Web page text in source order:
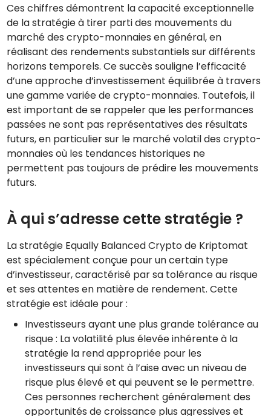
Ces chiffres démontrent la capacité exceptionnelle
de la stratégie à tirer parti des mouvements du
marché des crypto-monnaies en général, en
réalisant des rendements substantiels sur différents
horizons temporels. Ce succès souligne l’efficacité
d’une approche d’investissement équilibrée à travers
une gamme variée de crypto-monnaies. Toutefois, il
est important de se rappeler que les performances
passées ne sont pas représentatives des résultats
futurs, en particulier sur le marché volatil des crypto-
monnaies où les tendances historiques ne
permettent pas toujours de prédire les mouvements
futurs.
À qui s’adresse cette stratégie ?
La stratégie Equally Balanced Crypto de Kriptomat
est spécialement conçue pour un certain type
d’investisseur, caractérisé par sa tolérance au risque
et ses attentes en matière de rendement. Cette
stratégie est idéale pour :
Investisseurs ayant une plus grande tolérance au
risque : La volatilité plus élevée inhérente à la
stratégie la rend appropriée pour les
investisseurs qui sont à l’aise avec un niveau de
risque plus élevé et qui peuvent se le permettre.
Ces personnes recherchent généralement des
opportunités de croissance plus agressives et